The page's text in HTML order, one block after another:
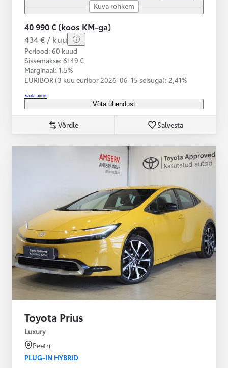
Kuva rohkem
40 990 € (koos KM-ga)
434 € / kuu
Periood: 60 kuud
Sissemakse: 6149 €
Marginaal: 1.5%
EURIBOR (3 kuu euribor 2026-06-15 seisuga): 2,41%
Vaata autot
Võta ühendust
Võrdle Salvesta
Toyota Prius
Luxury
Peetri
PLUG-IN HYBRID